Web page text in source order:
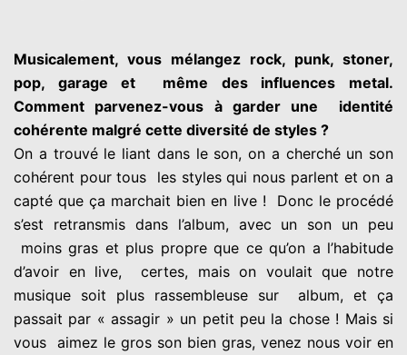
Musicalement, vous mélangez rock, punk, stoner,
pop, garage et
même des influences metal.
Comment parvenez-vous à garder une
identité
cohérente malgré cette diversité de styles ?
On a trouvé le liant dans le son, on a cherché un son
cohérent pour tous
les styles qui nous parlent et on a
capté que ça marchait bien en live !
Donc le procédé
s’est retransmis dans l’album, avec un son un peu
moins gras et plus propre que ce qu’on a l’habitude
d’avoir en live,
certes, mais on voulait que notre
musique soit plus rassembleuse sur
album, et ça
passait par « assagir » un petit peu la chose ! Mais si
vous aimez le gros son bien gras, venez nous voir en